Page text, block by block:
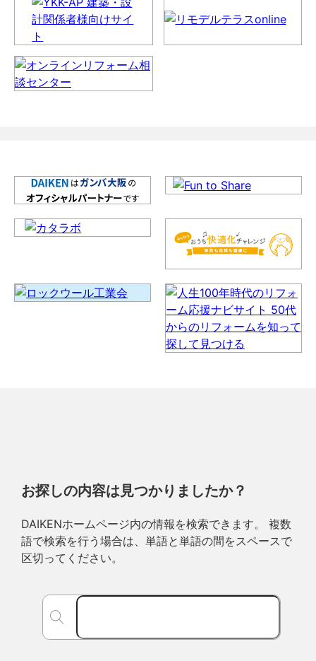
お探しの内容は見つかりましたか？
DAIKENホームページ内の情報を検索できます。 複数
語で検索を行う場合は、単語と単語の間をスペースで
区切ってください。